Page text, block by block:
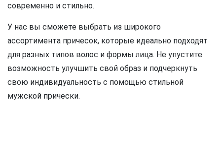
современно и стильно.
У нас вы сможете выбрать из широкого
ассортимента причесок, которые идеально подходят
для разных типов волос и формы лица. Не упустите
возможность улучшить свой образ и подчеркнуть
свою индивидуальность с помощью стильной
мужской прически.